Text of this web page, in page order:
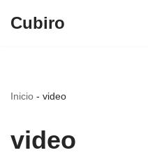
Cubiro
Inicio - video
video